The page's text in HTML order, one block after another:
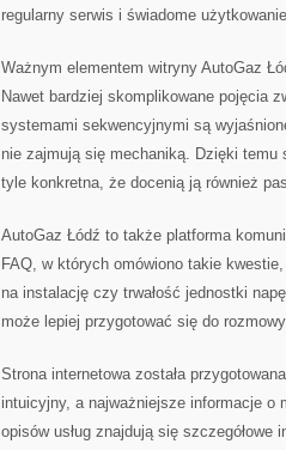
regularny serwis i świadome
Ważnym elementem witryny AutoGaz
Nawet bardziej skomplikowane pojęcia
systemami sekwencyjnymi są
nie zajmują się mechaniką. Dzięki temu
tyle konkretna, że docenią ją również
AutoGaz Łódź to także platforma
FAQ, w których omówiono takie
na instalację czy trwałość jednostki
może lepiej przygotować się do
Strona internetowa została
intuicyjny, a najważniejsze informacje o
opisów usług znajdują się